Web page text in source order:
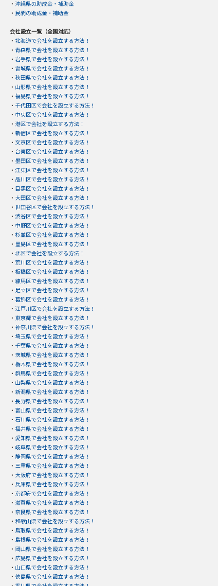
・ 沖縄県の助成金・補助金
・ 民間の助成金・補助金
会社設立一覧（全国対応）
・ 北海道で会社を設立する方法！
・ 青森県で会社を設立する方法！
・ 岩手県で会社を設立する方法！
・ 宮城県で会社を設立する方法！
・ 秋田県で会社を設立する方法！
・ 山形県で会社を設立する方法！
・ 福島県で会社を設立する方法！
・ 千代田区で会社を設立する方法！
・ 中央区で会社を設立する方法！
・ 港区で会社を設立する方法！
・ 新宿区で会社を設立する方法！
・ 文京区で会社を設立する方法！
・ 台東区で会社を設立する方法！
・ 墨田区で会社を設立する方法！
・ 江東区で会社を設立する方法！
・ 品川区で会社を設立する方法！
・ 目黒区で会社を設立する方法！
・ 大田区で会社を設立する方法！
・ 世田谷区で会社を設立する方法！
・ 渋谷区で会社を設立する方法！
・ 中野区で会社を設立する方法！
・ 杉並区で会社を設立する方法！
・ 豊島区で会社を設立する方法！
・ 北区で会社を設立する方法！
・ 荒川区で会社を設立する方法！
・ 板橋区で会社を設立する方法！
・ 練馬区で会社を設立する方法！
・ 足立区で会社を設立する方法！
・ 葛飾区で会社を設立する方法！
・ 江戸川区で会社を設立する方法！
・ 東京都で会社を設立する方法！
・ 神奈川県で会社を設立する方法！
・ 埼玉県で会社を設立する方法！
・ 千葉県で会社を設立する方法！
・ 茨城県で会社を設立する方法！
・ 栃木県で会社を設立する方法！
・ 群馬県で会社を設立する方法！
・ 山梨県で会社を設立する方法！
・ 新潟県で会社を設立する方法！
・ 長野県で会社を設立する方法！
・ 富山県で会社を設立する方法！
・ 石川県で会社を設立する方法！
・ 福井県で会社を設立する方法！
・ 愛知県で会社を設立する方法！
・ 岐阜県で会社を設立する方法！
・ 静岡県で会社を設立する方法！
・ 三重県で会社を設立する方法！
・ 大阪府で会社を設立する方法！
・ 兵庫県で会社を設立する方法！
・ 京都府で会社を設立する方法！
・ 滋賀県で会社を設立する方法！
・ 奈良県で会社を設立する方法！
・ 和歌山県で会社を設立する方法！
・ 鳥取県で会社を設立する方法！
・ 島根県で会社を設立する方法！
・ 岡山県で会社を設立する方法！
・ 広島県で会社を設立する方法！
・ 山口県で会社を設立する方法！
・ 徳島県で会社を設立する方法！